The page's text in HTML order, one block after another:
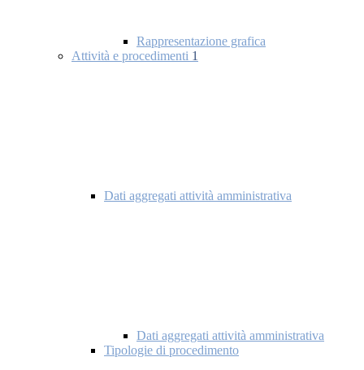
Rappresentazione grafica
Attività e procedimenti 1
Dati aggregati attività amministrativa
Dati aggregati attività amministrativa
Tipologie di procedimento